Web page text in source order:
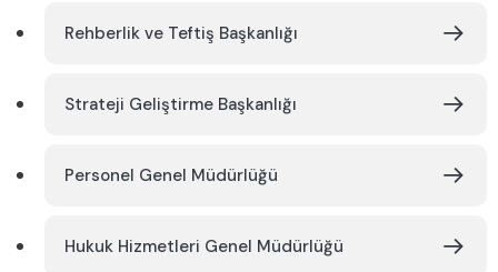
Rehberlik ve Teftiş Başkanlığı
Strateji Geliştirme Başkanlığı
Personel Genel Müdürlüğü
Hukuk Hizmetleri Genel Müdürlüğü